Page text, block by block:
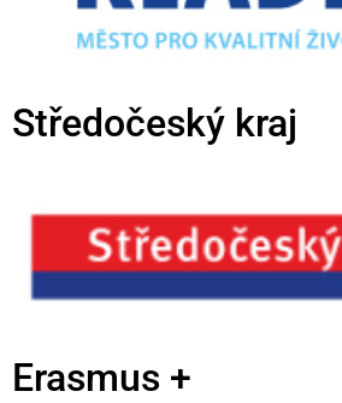
Středočeský kraj
Erasmus +